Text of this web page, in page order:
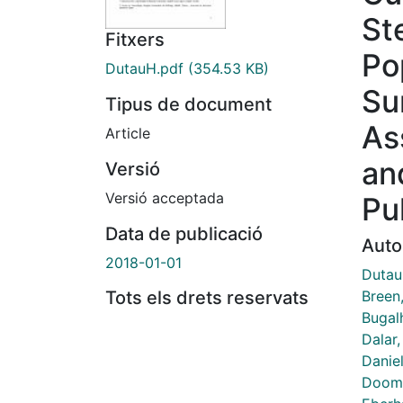
Fitxers
DutauH.pdf (354.53 KB)
Tipus de document
Article
Versió
Versió acceptada
Data de publicació
2018-01-01
Tots els drets reservats